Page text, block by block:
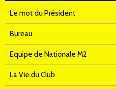
Le mot du Président
Bureau
Equipe de Nationale M2
La Vie du Club